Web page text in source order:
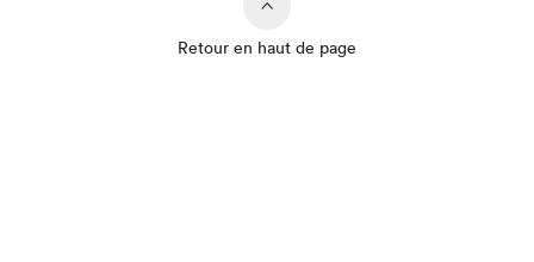
Retour en haut de page